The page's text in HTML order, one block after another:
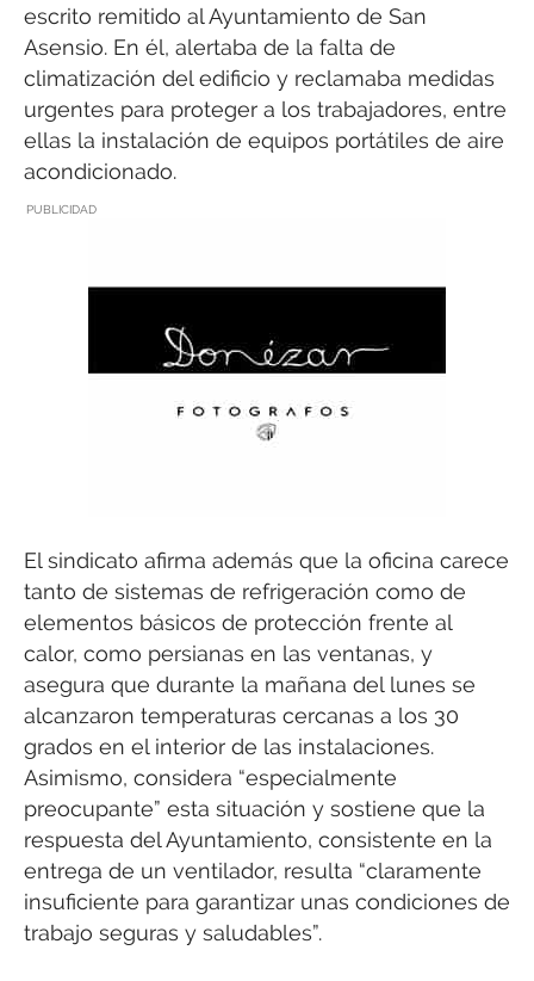
escrito remitido al Ayuntamiento de San
Asensio. En él, alertaba de la falta de
climatización del edificio y reclamaba medidas
urgentes para proteger a los trabajadores, entre
ellas la instalación de equipos portátiles de aire
acondicionado.
PUBLICIDAD
El sindicato afirma además que la oficina carece
tanto de sistemas de refrigeración como de
elementos básicos de protección frente al
calor, como persianas en las ventanas, y
asegura que durante la mañana del lunes se
alcanzaron temperaturas cercanas a los 30
grados en el interior de las instalaciones.
Asimismo, considera “especialmente
preocupante” esta situación y sostiene que la
respuesta del Ayuntamiento, consistente en la
entrega de un ventilador, resulta “claramente
insuficiente para garantizar unas condiciones de
trabajo seguras y saludables”.